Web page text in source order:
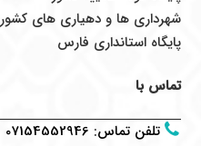
شهرداری ها و دهیاری های کشور
پایگاه استانداری فارس
تماس با
تلفن تماس:
07154552946